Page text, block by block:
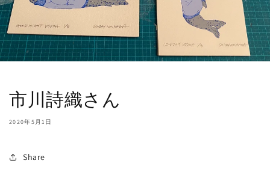
市川詩織さん
2020年5月1日
Share